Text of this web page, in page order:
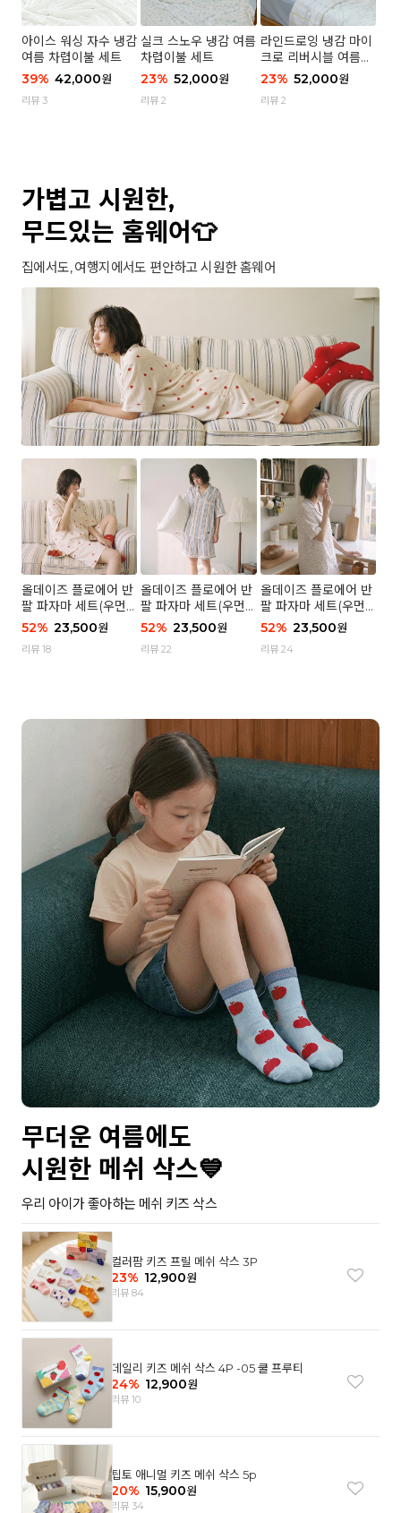
아이스 워싱 자수 냉감
여름 차렵이불 세트
39% 42,000원
리뷰 3
실크 스노우 냉감 여름
차렵이불 세트
23% 52,000원
리뷰 2
라인드로잉 냉감 마이
크로 리버시블 여름이
불 세트
23% 52,000원
리뷰 2
가볍고 시원한,
무드있는 홈웨어👕
집에서도, 여행지에서도 편안하고 시원한 홈웨어
올데이즈 플로에어 반
팔 파자마 세트(우먼)
- 04 하트 컨페티
52% 23,500원
리뷰 18
올데이즈 플로에어 반
팔 파자마 세트(우먼)
- 03 브리즈 스트라이
52% 23,500원
리뷰 22
올데이즈 플로에어 반
팔 파자마 세트(우먼)
- 01 포슬 가든
52% 23,500원
리뷰 24
무더운 여름에도
시원한 메쉬 삭스💙
우리 아이가 좋아하는 메쉬 키즈 삭스
컬러팜 키즈 프릴 메쉬 삭스 3P
23% 12,900원
리뷰 84
데일리 키즈 메쉬 삭스 4P -05 쿨 프루티
24% 12,900원
리뷰 10
팁토 애니멀 키즈 메쉬 삭스 5p
20% 15,900원
리뷰 34